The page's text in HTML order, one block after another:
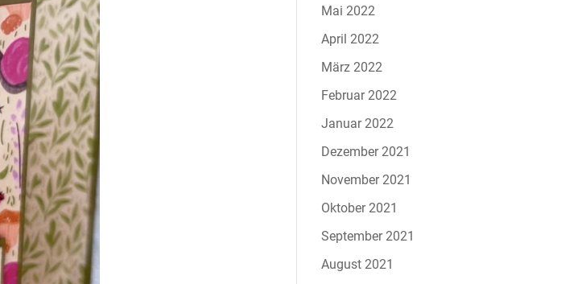
Mai 2022
April 2022
März 2022
Februar 2022
Januar 2022
Dezember 2021
November 2021
Oktober 2021
September 2021
August 2021